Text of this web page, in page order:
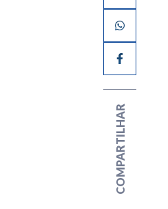
COMPARTILHAR